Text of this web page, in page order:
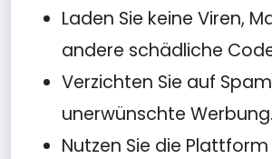
Laden Sie keine Viren,
andere schädliche
Verzichten Sie auf
unerwünschte Werbung.
Nutzen Sie die